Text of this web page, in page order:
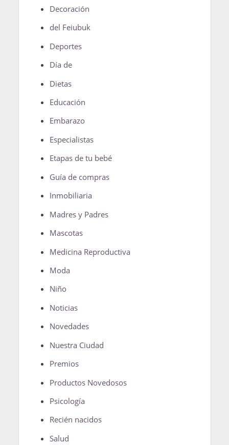
Decoración
del Feiubuk
Deportes
Día de
Dietas
Educación
Embarazo
Especialistas
Etapas de tu bebé
Guía de compras
Inmobiliaria
Madres y Padres
Mascotas
Medicina Reproductiva
Moda
Niño
Noticias
Novedades
Nuestra Ciudad
Premios
Productos Novedosos
Psicología
Recién nacidos
Salud